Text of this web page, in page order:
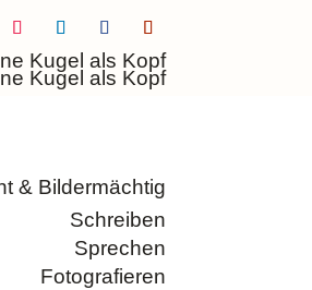
FolgenFolgenFolgenFolgen
Schreiben
Sprechen
Fotografieren